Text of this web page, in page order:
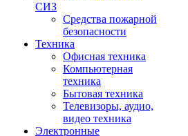
СИЗ
Средства пожарной
безопасности
Техника
Офисная техника
Компьютерная
техника
Бытовая техника
Телевизоры, аудио,
видео техника
Электронные